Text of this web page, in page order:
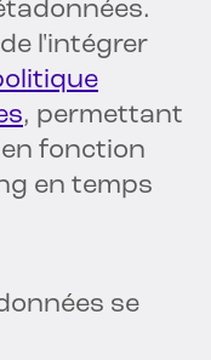
l'intégrer
, permettant
fonction
en temps
se